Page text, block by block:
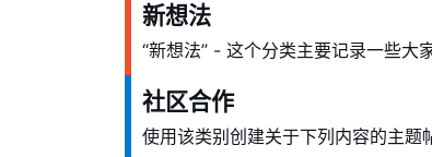
新想法
“新想法” - 这个分类主要记录一些大
社区合作
使用该类别创建关于下列内容的主题